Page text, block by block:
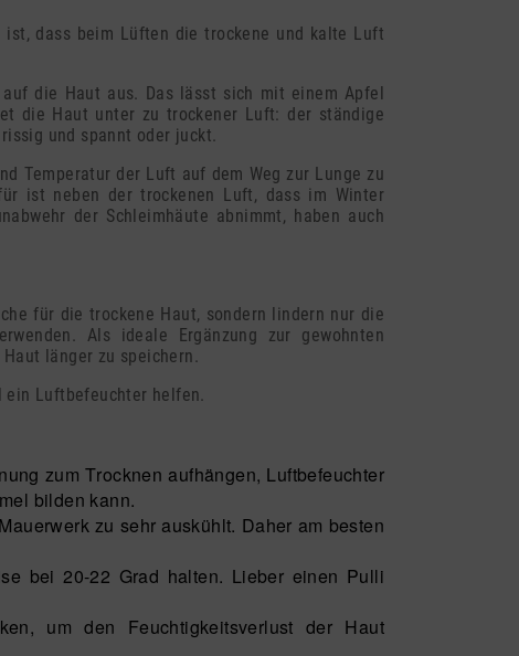
dass beim Lüften die trockene und kalte Luft
die Haut aus. Das lässt sich mit einem Apfel
die Haut unter zu trockener Luft: der ständige
und spannt oder juckt.
Temperatur der Luft auf dem Weg zur Lunge zu
ist neben der trockenen Luft, dass im Winter
der Schleimhäute abnimmt, haben auch
für die trockene Haut, sondern lindern nur die
Als ideale Ergänzung zur gewohnten
länger zu speichern.
ein Luftbefeuchter helfen.
zum Trocknen aufhängen, Luftbefeuchter
bilden kann.
zu sehr auskühlt. Daher am besten
bei 20-22 Grad halten. Lieber einen Pulli
um den Feuchtigkeitsverlust der Haut